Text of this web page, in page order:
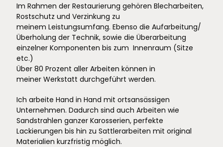
Im Rahmen der Restaurierung gehören Blecharbeiten,
Rostschutz und Verzinkung zu
meinem Leistungsumfang. Ebenso die Aufarbeitung/
Überholung der Technik, sowie die Überarbeitung
einzelner Komponenten bis zum Innenraum (Sitze
etc.)
Über 80 Prozent aller Arbeiten können in
meiner Werkstatt durchgeführt werden.
Ich arbeite Hand in Hand mit ortsansässigen
Unternehmen. Dadurch sind auch Arbeiten wie
Sandstrahlen ganzer Karosserien, perfekte
Lackierungen bis hin zu Sattlerarbeiten mit original
Materialien kurzfristig möglich.